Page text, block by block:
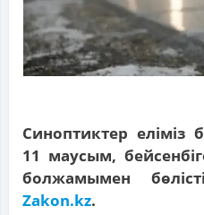
Синоптиктер
11 маусым,
болжамымен
Zakon.kz.